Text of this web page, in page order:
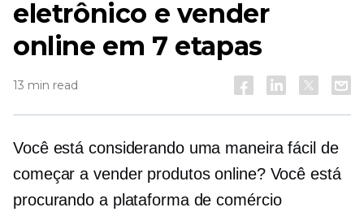
eletrônico e vender
online em 7 etapas
13 min read
Você está considerando uma maneira fácil de
começar a vender produtos online? Você está
procurando a plataforma de comércio